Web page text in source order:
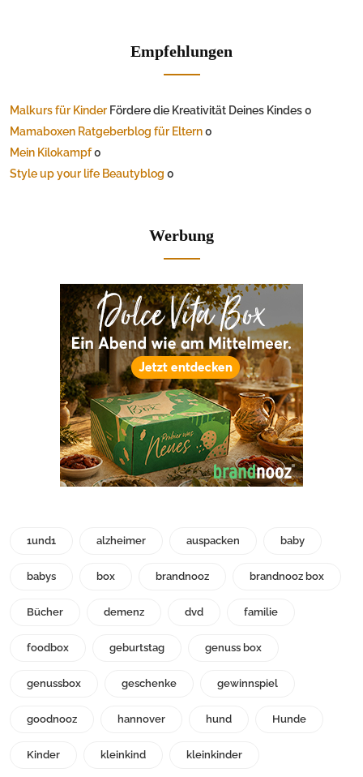
Empfehlungen
Malkurs für Kinder Fördere die Kreativität Deines Kindes 0
Mamaboxen Ratgeberblog für Eltern0
Mein Kilokampf0
Style up your life Beautyblog 0
Werbung
1und1 alzheimer auspacken baby
babys box brandnooz brandnooz box
Bücher demenz dvd familie
foodbox geburtstag genuss box
genussbox geschenke gewinnspiel
goodnooz hannover hund Hunde
Kinder kleinkind kleinkinder